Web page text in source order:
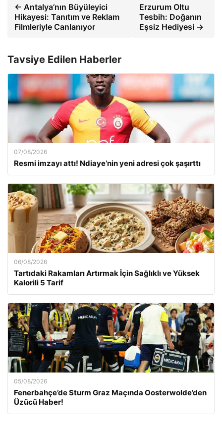
← Antalya’nın Büyüleyici
Hikayesi: Tanıtım ve Reklam
Filmleriyle Canlanıyor
Erzurum Oltu
Tesbih: Doğanın
Eşsiz Hediyesi →
Tavsiye Edilen Haberler
07/08/2026
Resmi imzayı attı! Ndiaye’nin yeni adresi çok şaşırttı
06/08/2026
Tartıdaki Rakamları Artırmak İçin Sağlıklı ve Yüksek
Kalorili 5 Tarif
05/08/2026
Fenerbahçe’de Sturm Graz Maçında Oosterwolde’den
Üzücü Haber!